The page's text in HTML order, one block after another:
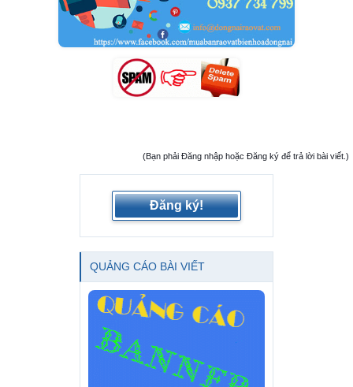
(Bạn phải Đăng nhập hoặc Đăng ký để trả lời bài viết.)
Đăng ký!
QUẢNG CÁO BÀI VIẾT